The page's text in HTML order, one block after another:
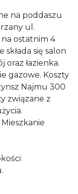
na poddaszu
ul.
na ostatnim 4
się salon
łazienka.
gazowe. Koszty
Najmu 300
związane z